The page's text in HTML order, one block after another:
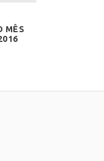
MÊS